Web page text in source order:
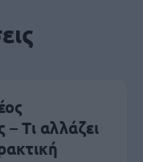
– Τι αλλάζει